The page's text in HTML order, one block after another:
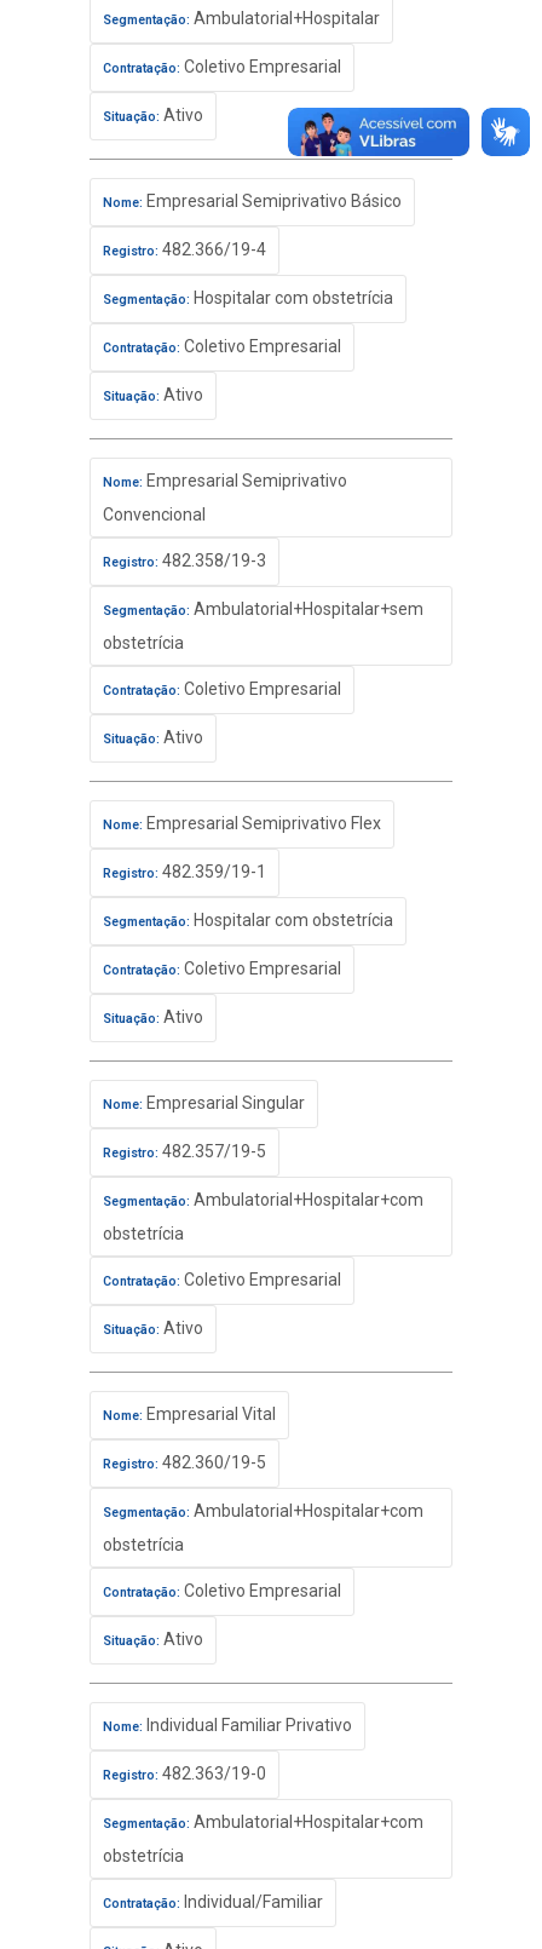
Segmentação: Ambulatorial+Hospitalar
Contratação: Coletivo Empresarial
Situação: Ativo
Nome: Empresarial Semiprivativo Básico
Registro: 482.366/19-4
Segmentação: Hospitalar com obstetrícia
Contratação: Coletivo Empresarial
Situação: Ativo
Nome: Empresarial Semiprivativo
Convencional
Registro: 482.358/19-3
Segmentação: Ambulatorial+Hospitalar+sem
obstetrícia
Contratação: Coletivo Empresarial
Situação: Ativo
Nome: Empresarial Semiprivativo Flex
Registro: 482.359/19-1
Segmentação: Hospitalar com obstetrícia
Contratação: Coletivo Empresarial
Situação: Ativo
Nome: Empresarial Singular
Registro: 482.357/19-5
Segmentação: Ambulatorial+Hospitalar+com
obstetrícia
Contratação: Coletivo Empresarial
Situação: Ativo
Nome: Empresarial Vital
Registro: 482.360/19-5
Segmentação: Ambulatorial+Hospitalar+com
obstetrícia
Contratação: Coletivo Empresarial
Situação: Ativo
Nome: Individual Familiar Privativo
Registro: 482.363/19-0
Segmentação: Ambulatorial+Hospitalar+com
obstetrícia
Contratação: Individual/Familiar